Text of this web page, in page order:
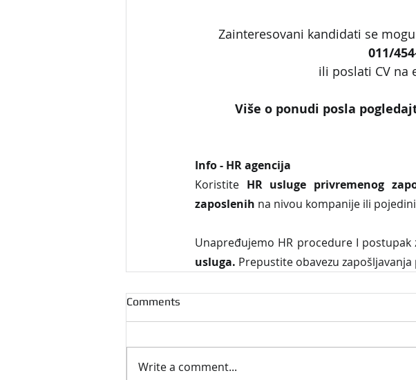
Zainteresovani kandidati se
011/
ili poslati CV na
Više o ponudi posla
Info - HR agencija
Koristite HR usluge privremenog
zaposlenih na nivou kompanije ili
Unapređujemo HR procedure I postupak
usluga. Prepustite obavezu
Comments
Write a comment...